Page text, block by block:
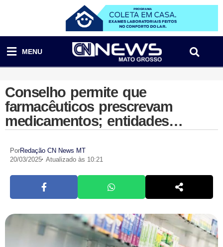
MENU
Conselho permite que
farmacêuticos prescrevam
medicamentos; entidades
médicas apontam ilegalidade
PorRedação CN News MT
20/03/2025 Atualizado às 10:21